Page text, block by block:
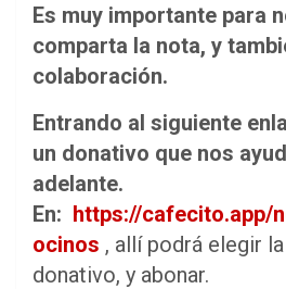
Es muy importante para
comparta la nota, y
colaboración.
Entrando al siguiente
un donativo que nos
adelante.
En: https://cafecito.app/
ocinos , allí podrá elegir
donativo, y abonar.